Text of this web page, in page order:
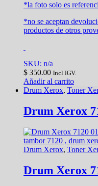
*la foto solo es
*no se aceptan
productos de otros
SKU: n/a
$ 350.00 Incl IGV.
Añadir al carrito
Drum Xerox, Toner
Drum Xerox
Drum Xerox, Toner
Drum Xerox